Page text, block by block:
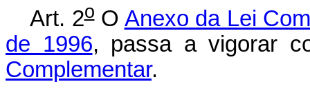
Art. 2oO Anexo da Lei
de 1996, passa a vigorar
Complementar.